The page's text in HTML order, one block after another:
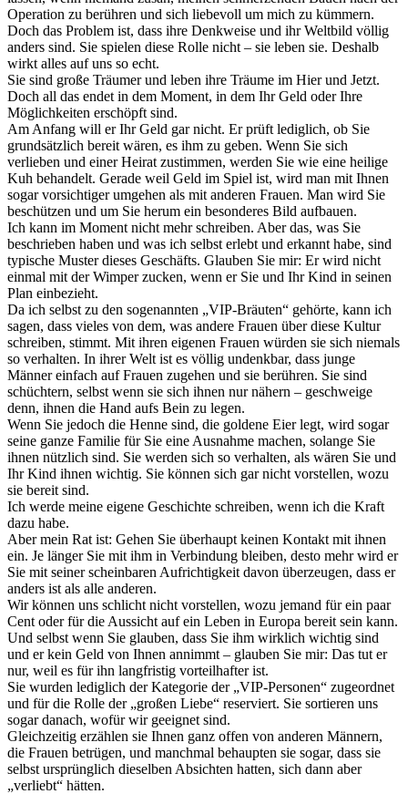
Operation zu berühren und sich liebevoll um mich zu kümmern.
Doch das Problem ist, dass ihre Denkweise und ihr Weltbild völlig
anders sind. Sie spielen diese Rolle nicht – sie leben sie. Deshalb
wirkt alles auf uns so echt.
Sie sind große Träumer und leben ihre Träume im Hier und Jetzt.
Doch all das endet in dem Moment, in dem Ihr Geld oder Ihre
Möglichkeiten erschöpft sind.
Am Anfang will er Ihr Geld gar nicht. Er prüft lediglich, ob Sie
grundsätzlich bereit wären, es ihm zu geben. Wenn Sie sich
verlieben und einer Heirat zustimmen, werden Sie wie eine heilige
Kuh behandelt. Gerade weil Geld im Spiel ist, wird man mit Ihnen
sogar vorsichtiger umgehen als mit anderen Frauen. Man wird Sie
beschützen und um Sie herum ein besonderes Bild aufbauen.
Ich kann im Moment nicht mehr schreiben. Aber das, was Sie
beschrieben haben und was ich selbst erlebt und erkannt habe, sind
typische Muster dieses Geschäfts. Glauben Sie mir: Er wird nicht
einmal mit der Wimper zucken, wenn er Sie und Ihr Kind in seinen
Plan einbezieht.
Da ich selbst zu den sogenannten „VIP-Bräuten“ gehörte, kann ich
sagen, dass vieles von dem, was andere Frauen über diese Kultur
schreiben, stimmt. Mit ihren eigenen Frauen würden sie sich niemals
so verhalten. In ihrer Welt ist es völlig undenkbar, dass junge
Männer einfach auf Frauen zugehen und sie berühren. Sie sind
schüchtern, selbst wenn sie sich ihnen nur nähern – geschweige
denn, ihnen die Hand aufs Bein zu legen.
Wenn Sie jedoch die Henne sind, die goldene Eier legt, wird sogar
seine ganze Familie für Sie eine Ausnahme machen, solange Sie
ihnen nützlich sind. Sie werden sich so verhalten, als wären Sie und
Ihr Kind ihnen wichtig. Sie können sich gar nicht vorstellen, wozu
sie bereit sind.
Ich werde meine eigene Geschichte schreiben, wenn ich die Kraft
dazu habe.
Aber mein Rat ist: Gehen Sie überhaupt keinen Kontakt mit ihnen
ein. Je länger Sie mit ihm in Verbindung bleiben, desto mehr wird er
Sie mit seiner scheinbaren Aufrichtigkeit davon überzeugen, dass er
anders ist als alle anderen.
Wir können uns schlicht nicht vorstellen, wozu jemand für ein paar
Cent oder für die Aussicht auf ein Leben in Europa bereit sein kann.
Und selbst wenn Sie glauben, dass Sie ihm wirklich wichtig sind
und er kein Geld von Ihnen annimmt – glauben Sie mir: Das tut er
nur, weil es für ihn langfristig vorteilhafter ist.
Sie wurden lediglich der Kategorie der „VIP-Personen“ zugeordnet
und für die Rolle der „großen Liebe“ reserviert. Sie sortieren uns
sogar danach, wofür wir geeignet sind.
Gleichzeitig erzählen sie Ihnen ganz offen von anderen Männern,
die Frauen betrügen, und manchmal behaupten sie sogar, dass sie
selbst ursprünglich dieselben Absichten hatten, sich dann aber
„verliebt“ hätten.